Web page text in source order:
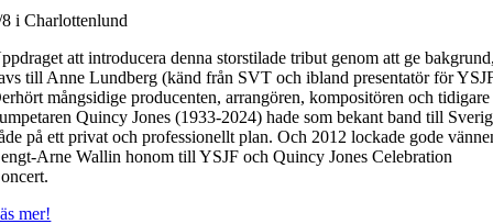
i Charlottenlund
att introducera denna storstilade tribut genom att ge
till Anne Lundberg (känd från SVT och ibland presentatör för
mångsidige producenten, arrangören, kompositören och tidigare
Quincy Jones (1933-2024) hade som bekant band till
på ett privat och professionellt plan. Och 2012 lockade gode
Arne Wallin honom till YSJF och Quincy Jones Celebration
mer!